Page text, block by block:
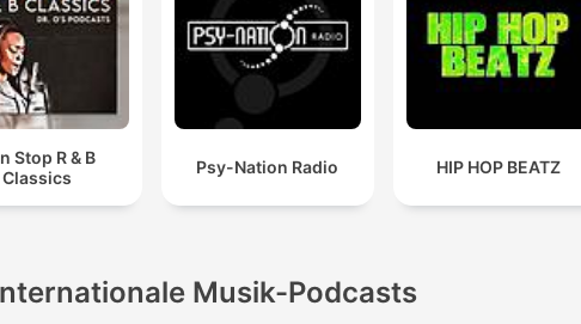
Stop R & B
Classics
Psy-Nation Radio HIP HOP BEATZ
Musik-Podcasts